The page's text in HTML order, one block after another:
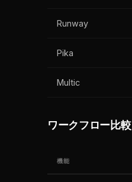
Runway
Pika
Multic
ワークフロー比較
機能